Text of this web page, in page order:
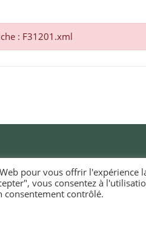
: F31201.xml
MAIRIE D'ELLIANT
TI-KÊR ELIANT
pour vous offrir
vous consentez à
consentement contrôlé.